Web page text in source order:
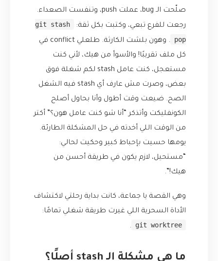
صلّحت الـ bug، عملت push، وتنفست الصعداء.
رجعت للفرع تبعي، وكتبت بكل ثقة:
git stash
pop
. وهون بلشت الكارثة. طلعلي conflict في
كل ملف تقريبًا! والأسوأ من هيك، لأني كنت
مستعجل، كنت عامل stash لكم شغلة فوق
بعض، وصرت مش عارف أي stash فيه الشغل
الصح. ضيعت وقت أطول وأنا بحاول أصلح
الكونفليكت وأتذكر “أنا شو كنت عامل هون؟” أكتر
من الوقت اللي أخدته في حل المشكلة الطارئة.
يومها حسيت بإحباط كبير وحكيت لحالي:
“مستحيل، لازم يكون في طريقة أحسن من
هيك!”.
وهي القصة يا جماعة، كانت بداية رحلتي لاكتشاف
الأداة السحرية اللي غيرت طريقة شغلي تمامًا:
git worktree
.
ما هي مشكلة الـ stash أصلًا؟